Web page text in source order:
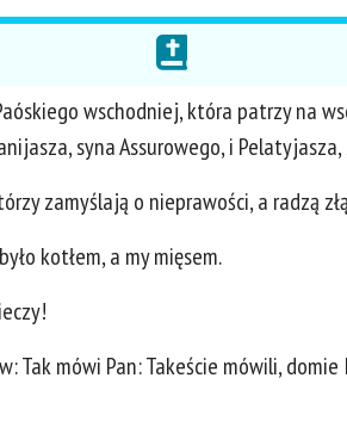
wschodniej, która patrzy na
syna Assurowego, i
zamyślają o nieprawości, a radzą
kotłem, a my mięsem.
Tak mówi Pan: Takeście mówili,